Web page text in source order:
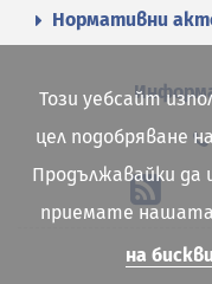
Нормативни
Този уебсайт
цел подобряване
Продължавайки да
приемате нашата
на